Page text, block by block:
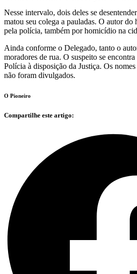
Nesse intervalo, dois deles se
matou seu colega a pauladas. O autor do
pela polícia, também por homicídio na
Ainda conforme o Delegado, tanto o
moradores de rua. O suspeito se
Polícia à disposição da Justiça. Os
não foram divulgados.
O Pioneiro
Compartilhe este artigo: